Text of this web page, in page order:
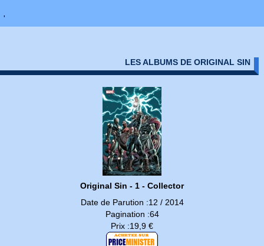
'
LES ALBUMS DE ORIGINAL SIN
Original Sin - 1 - Collector
Date de Parution :12 / 2014
Pagination :64
Prix :19,9 €